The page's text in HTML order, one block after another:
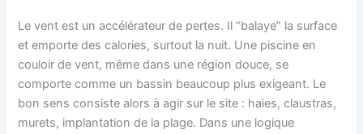
Le vent est un accélérateur de pertes. Il “balaye” la surface
et emporte des calories, surtout la nuit. Une piscine en
couloir de vent, même dans une région douce, se
comporte comme un bassin beaucoup plus exigeant. Le
bon sens consiste alors à agir sur le site : haies, claustras,
murets, implantation de la plage. Dans une logique